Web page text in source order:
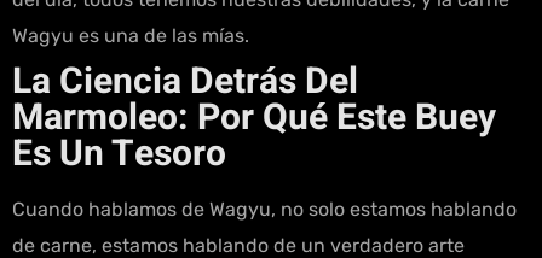
Wagyu es una de las mías.
La Ciencia Detrás Del
Marmoleo: Por Qué Este Buey
Es Un Tesoro
Cuando hablamos de Wagyu, no solo estamos hablando
de carne, estamos hablando de un verdadero arte